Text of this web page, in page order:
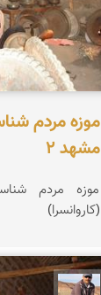
موزه مردم
مشهد 2
موزه مردم
(کاروانسرا)